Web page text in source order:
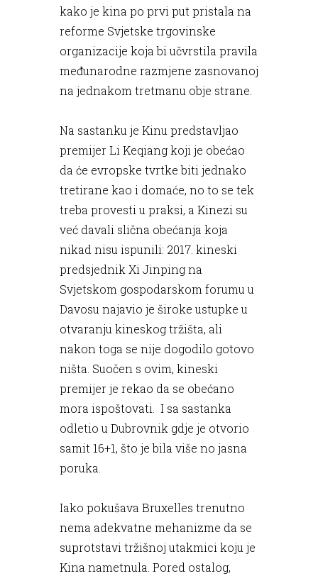
kako je kina po prvi put pristala na
reforme Svjetske trgovinske
organizacije koja bi učvrstila pravila
međunarodne razmjene zasnovanoj
na jednakom tretmanu obje strane.
Na sastanku je Kinu predstavljao
premijer Li Keqiang koji je obećao
da će evropske tvrtke biti jednako
tretirane kao i domaće, no to se tek
treba provesti u praksi, a Kinezi su
već davali slična obećanja koja
nikad nisu ispunili: 2017. kineski
predsjednik Xi Jinping na
Svjetskom gospodarskom forumu u
Davosu najavio je široke ustupke u
otvaranju kineskog tržišta, ali
nakon toga se nije dogodilo gotovo
ništa. Suočen s ovim, kineski
premijer je rekao da se obećano
mora ispoštovati. I sa sastanka
odletio u Dubrovnik gdje je otvorio
samit 16+1, što je bila više no jasna
poruka.
Iako pokušava Bruxelles trenutno
nema adekvatne mehanizme da se
suprotstavi tržišnoj utakmici koju je
Kina nametnula. Pored ostalog,